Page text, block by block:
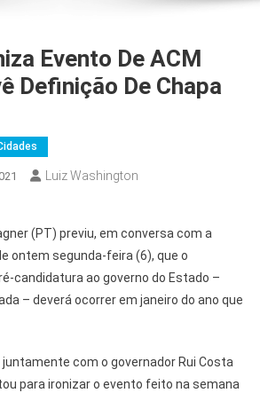
Evento De ACM
Definição De Chapa
Luiz Washington
(PT) previu, em conversa com a
ontem segunda-feira (6), que o
candidatura ao governo do Estado –
– deverá ocorrer em janeiro do ano que
juntamente com o governador Rui Costa
para ironizar o evento feito na semana